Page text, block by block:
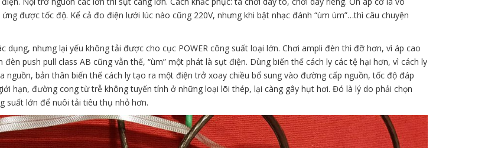
được tốc độ. Kể cả đo điện lưới lúc nào cũng 220V, nhưng khi bật nhạc đánh “ùm ùm”…thì câu chuyện
dụng, nhưng lại yếu không tải được cho cục POWER công suất loại lớn. Chơi ampli đèn thì đỡ hơn, vì áp cao
đèn push pull class AB cũng vẫn thế, “ùm” một phát là sụt điện. Dùng biến thế cách ly các tệ hại hơn, vì cách ly
nguồn, bản thân biến thế cách ly tạo ra một điện trở xoay chiều bổ sung vào đường cấp nguồn, tốc độ đáp
hạn, đường cong từ trễ không tuyến tính ở những loại lõi thép, lại càng gây hụt hơi. Đó là lý do phải chọn
suất lớn để nuôi tải tiêu thụ nhỏ hơn.